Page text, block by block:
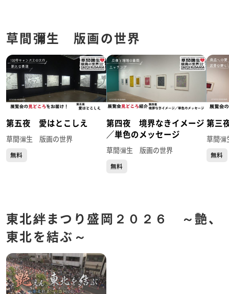
草間彌生 版画の世界
第五夜 愛はとこしえ
草間彌生 版画の世界
無料
第四夜 境界なきイメージ
／単色のメッセージ
草間彌生 版画の世界
無料
第三
草間
無料
東北絆まつり盛岡２０２６ ～艶、
東北を結ぶ～